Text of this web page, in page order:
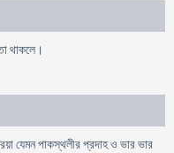
থাকলে।
যেমন পাকস্থলীর প্রদাহ ও ভার ভার